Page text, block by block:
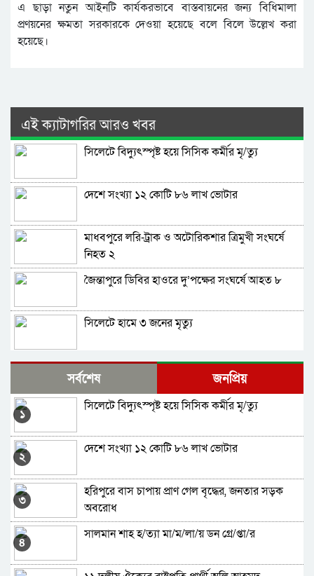
এ ছাড়া নতুন আইনটি কার্যকরভাবে বাস্তবায়নের জন্য বিধিমালা
প্রণয়নের ক্ষমতা সরকারকে দেওয়া হয়েছে বলে বিলে উল্লেখ করা
হয়েছে।
এই ক্যাটাগরির আরও খবর
সিলেটে বিদ্যুৎস্পৃষ্ট হয়ে সিসিক কর্মীর মৃ/ত্যু
দেশে সংখ্যা ১২ কোটি ৮৬ লাখ ভোটার
মাধবপুরে লরি-ট্রাক ও অটোরিকশার ত্রিমুখী সংঘর্ষে
নিহত ২
জৈন্তাপুরে ডিবির হাওরে দু’পক্ষের সংঘর্ষে আহত ৮
সিলেটে হামে ৩ জনের মৃত্যু
মৌলভীবাজারে বিএসএফ’র গুলিতে যুবক নিহত
জুলাইয়ে সিলেটের সড়কে দুর্ঘটনায় প্রাণ গেল ৩১ জনের
সিলেটে আইসিইউ না পাওয়ায় মারা গেল আট মাসের
আসামে বন্যায় মৃত বেড়ে ৯৮, পানিবন্দি ১৩টি জেলা
দিরাইয়ে বিএনপির দুই পক্ষের পাল্টাপাল্টি কর্মসূচি,
সর্বশেষ জনপ্রিয়
১
সিলেটে বিদ্যুৎস্পৃষ্ট হয়ে সিসিক কর্মীর মৃ/ত্যু
২
দেশে সংখ্যা ১২ কোটি ৮৬ লাখ ভোটার
৩
হরিপুরে বাস চাপায় প্রাণ গেল বৃদ্ধের, জনতার সড়ক
অবরোধ
৪
সালমান শাহ হ/ত্যা মা/ম/লা/য় ডন গ্রে/প্তা/র